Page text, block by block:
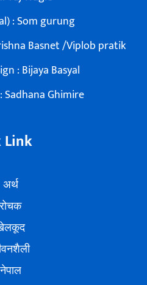
: Som gurung
Basnet /Viplob pratik
: Bijaya Basyal
Sadhana Ghimire
Link
अर्थ
रोचक
नेपाल